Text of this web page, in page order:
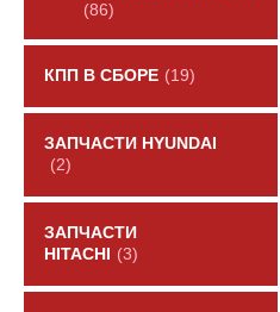
(86)
КПП В СБОРЕ (19)
ЗАПЧАСТИ HYUNDAI
(2)
ЗАПЧАСТИ
HITACHI
(3)